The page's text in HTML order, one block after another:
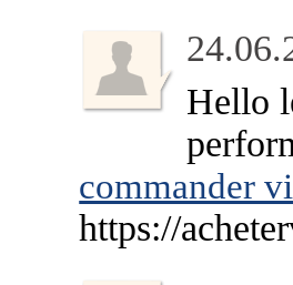
Hello
commander
https://